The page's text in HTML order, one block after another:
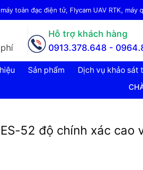
toàn đạc điện tử, Flycam UAV RTK,
Hỗ trợ khách hàng
0913.378.648 -
Sản phẩm Dịch vụ khảo sát
CHÀO MỪNG
52 độ chính xác cao